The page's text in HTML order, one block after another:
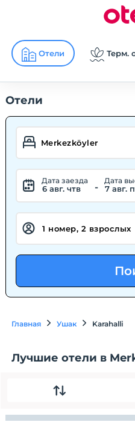
Отели Терм.
Отели
Дата заезда
6 авг. чтв -
Дата
7 авг.
Главная Ушак Karahalli
Лучшие отели в